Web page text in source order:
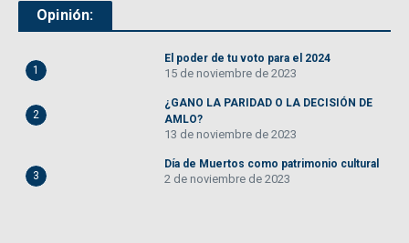
Opinión:
1
El poder de tu voto para el 2024
15 de noviembre de 2023
2
¿GANO LA PARIDAD O LA DECISIÓN DE
AMLO?
13 de noviembre de 2023
3
Día de Muertos como patrimonio cultural
2 de noviembre de 2023